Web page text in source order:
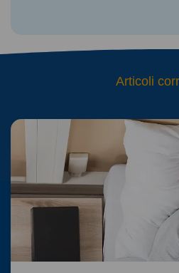
Articoli